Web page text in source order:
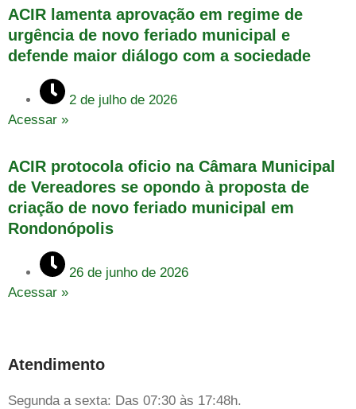
ACIR lamenta aprovação em regime de
urgência de novo feriado municipal e
defende maior diálogo com a sociedade
2 de julho de 2026
Acessar »
ACIR protocola oficio na Câmara Municipal
de Vereadores se opondo à proposta de
criação de novo feriado municipal em
Rondonópolis
26 de junho de 2026
Acessar »
Atendimento
Segunda a sexta: Das 07:30 às 17:48h.